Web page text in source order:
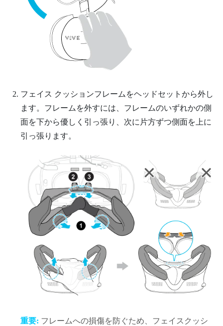
フェイス クッションフレームをヘッドセットから外し
ます。フレームを外すには、フレームのいずれかの側
面を下から優しく引っ張り、次に片方ずつ側面を上に
引っ張ります。
重要: フレームへの損傷を防ぐため、フェイスクッシ